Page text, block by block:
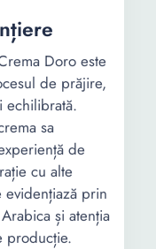
Doro este
de prăjire,
echilibrată.
sa
de
cu alte
evidențiază prin
și atenția
producție.